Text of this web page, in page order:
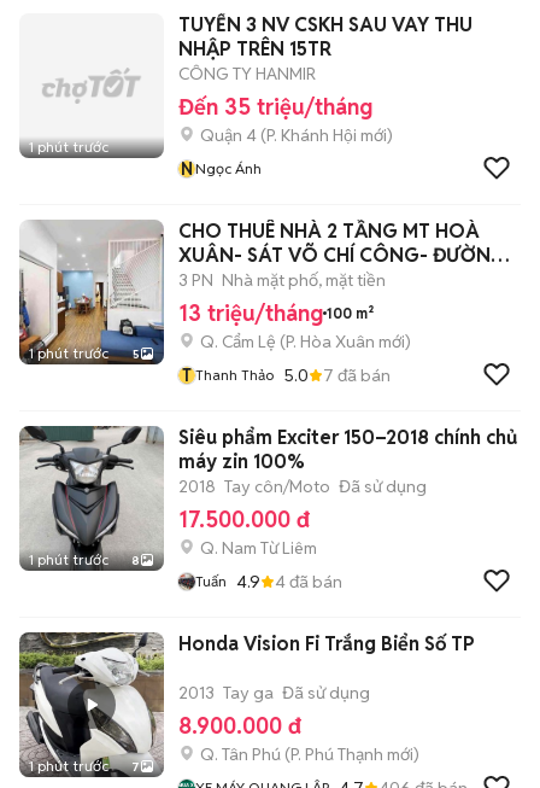
1 phút trước
TUYỂN 3 NV CSKH SAU VAY THU
NHẬP TRÊN 15TR
CÔNG TY HANMIR
Đến 35 triệu/tháng
Quận 4 (P. Khánh Hội mới)
NNgọc Ánh
1 phút trước 5
CHO THUÊ NHÀ 2 TẦNG MT HOÀ
XUÂN- SÁT VÕ CHÍ CÔNG- ĐƯỜNG
7m5
3 PN Nhà mặt phố, mặt tiền
13 triệu/tháng 100 m²
Q. Cẩm Lệ (P. Hòa Xuân mới)
T Thanh Thảo 5.0 7 đã bán
1 phút trước 8
Siêu phẩm Exciter 150–2018 chính chủ
máy zin 100%
2018 Tay côn/Moto Đã sử dụng
17.500.000 đ
Q. Nam Từ Liêm
Tuấn 4.9 4đã bán
1 phút trước 7
Honda Vision Fi Trắng Biển Số TP
2013 Tay ga Đã sử dụng
8.900.000 đ
Q. Tân Phú (P. Phú Thạnh mới)